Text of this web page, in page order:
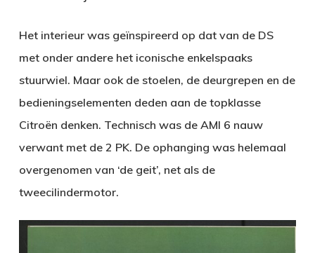
Het interieur was geïnspireerd op dat van de DS
met onder andere het iconische enkelspaaks
stuurwiel. Maar ook de stoelen, de deurgrepen en de
bedieningselementen deden aan de topklasse
Citroën denken. Technisch was de AMI 6 nauw
verwant met de 2 PK. De ophanging was helemaal
overgenomen van ‘de geit’, net als de
tweecilindermotor.